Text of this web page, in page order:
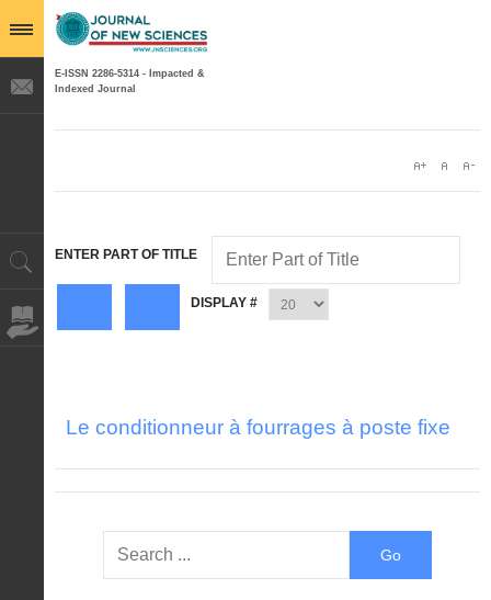
E-ISSN 2286-5314 - Impacted &
Indexed Journal
ENTER PART OF TITLE
DISPLAY #
Le conditionneur à fourrages à poste fixe